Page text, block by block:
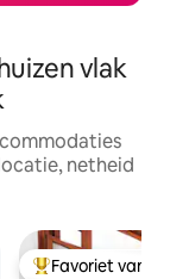
vlak
netheid
Favoriet van